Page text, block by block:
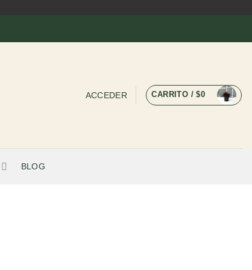
ACCEDER CARRITO /$0
BLOG